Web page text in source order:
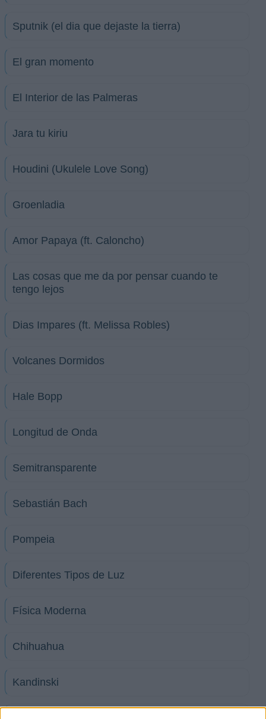
Sputnik (el dia que dejaste la tierra)
El gran momento
El Interior de las Palmeras
Jara tu kiriu
Houdini (Ukulele Love Song)
Groenladia
Amor Papaya (ft. Caloncho)
Las cosas que me da por pensar cuando te
tengo lejos
Dias Impares (ft. Melissa Robles)
Volcanes Dormidos
Hale Bopp
Longitud de Onda
Semitransparente
Sebastián Bach
Pompeia
Diferentes Tipos de Luz
Física Moderna
Chihuahua
Kandinski